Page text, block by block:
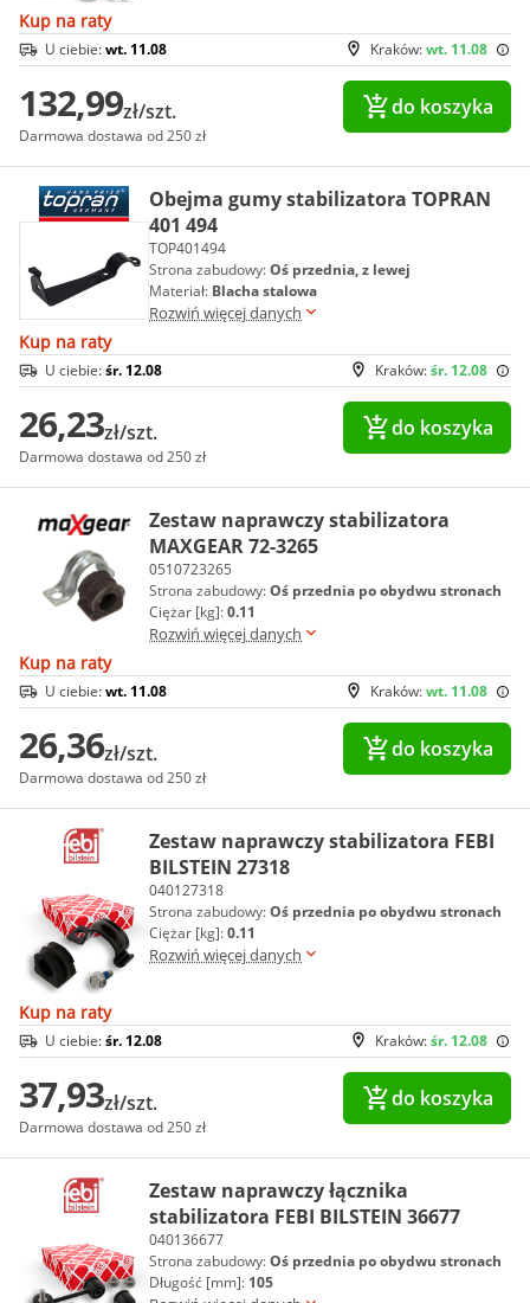
Kup na raty
Kraków:wt. 11.08
U ciebie:wt. 11.08
132,99zł/szt.
Darmowa dostawa od 250 zł
do koszyka
Obejma gumy stabilizatora TOPRAN
401 494
TOP401494
Strona zabudowy:Oś przednia, z lewej
Materiał: Blacha stalowa
Rozwiń więcej danych
Kup na raty
Kraków:śr. 12.08
U ciebie:śr. 12.08
26,23zł/szt.
Darmowa dostawa od 250 zł
do koszyka
Zestaw naprawczy stabilizatora
MAXGEAR 72-3265
0510723265
Strona zabudowy:Oś przednia po obydwu stronach
Ciężar [kg]:0.11
Rozwiń więcej danych
Kup na raty
Kraków:wt. 11.08
U ciebie:wt. 11.08
26,36zł/szt.
Darmowa dostawa od 250 zł
do koszyka
Zestaw naprawczy stabilizatora FEBI
BILSTEIN 27318
040127318
Strona zabudowy:Oś przednia po obydwu stronach
Ciężar [kg]:0.11
Rozwiń więcej danych
Kup na raty
Kraków:śr. 12.08
U ciebie:śr. 12.08
37,93zł/szt.
Darmowa dostawa od 250 zł
do koszyka
Zestaw naprawczy łącznika
stabilizatora FEBI BILSTEIN 36677
040136677
Strona zabudowy:Oś przednia po obydwu stronach
Długość [mm]: 105